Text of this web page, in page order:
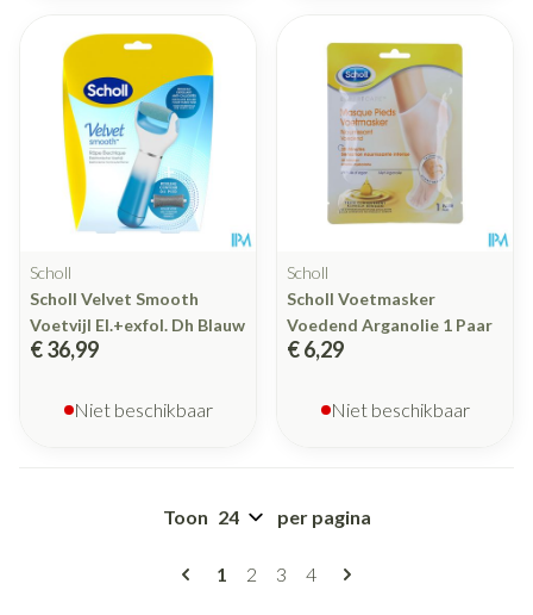
Scholl
Scholl Velvet Smooth
Voetvijl El.+exfol. Dh Blauw
€ 36,99
Niet beschikbaar
Scholl
Scholl Voetmasker
Voedend Arganolie 1 Paar
€ 6,29
Niet beschikbaar
Pagina's
U lees momenteel pagina
1 Pagina
2 Pagina
3 Pagina
4
Toon per pagina